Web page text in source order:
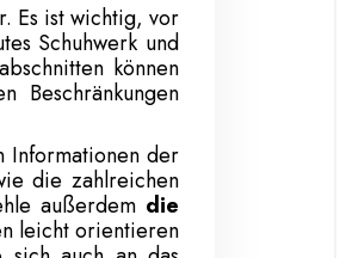
Es ist wichtig, vor
Schuhwerk und
können
Beschränkungen
Informationen der
die zahlreichen
außerdem die
leicht orientieren